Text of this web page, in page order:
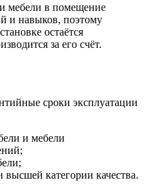
мебели в помещение
и навыков, поэтому
остаётся
за его счёт.
сроки эксплуатации
и мебели
высшей категории качества.